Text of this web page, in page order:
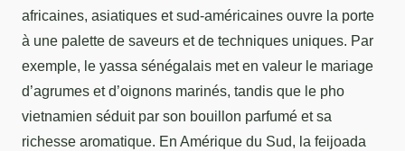
africaines, asiatiques et sud-américaines ouvre la porte
à une palette de saveurs et de techniques uniques. Par
exemple, le yassa sénégalais met en valeur le mariage
d’agrumes et d’oignons marinés, tandis que le pho
vietnamien séduit par son bouillon parfumé et sa
richesse aromatique. En Amérique du Sud, la feijoada